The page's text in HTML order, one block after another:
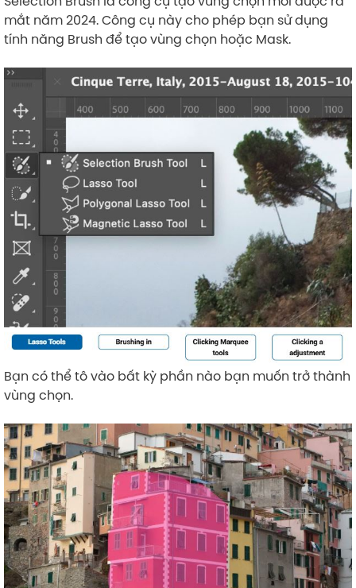
mắt năm 2024. Công cụ này cho phép bạn sử dụng
tính năng Brush để tạo vùng chọn hoặc Mask.
Bạn có thể tô vào bất kỳ phần nào bạn muốn trở thành
vùng chọn.